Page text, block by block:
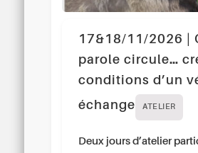
17&18/11/2026 |
parole circule…
conditions d’un
échange
ATELIER
Deux jours d’atelier